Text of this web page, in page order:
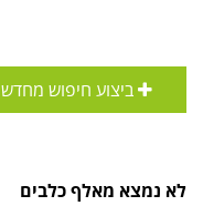
ביצוע חיפוש מחדש
לא נמצא מאלף כלבים